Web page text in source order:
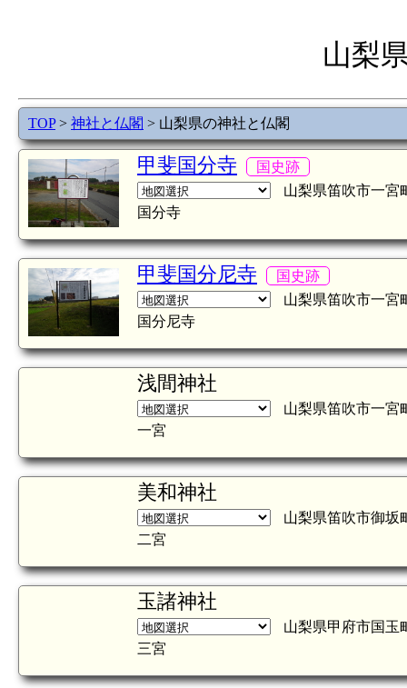
山梨
TOP> 神社と仏閣 > 山梨県の神社と仏閣
甲斐国分寺
国史跡
山梨県笛吹市一宮
国分寺
甲斐国分尼寺
国史跡
山梨県笛吹市一宮
国分尼寺
浅間神社
山梨県笛吹市一宮
一宮
美和神社
山梨県笛吹市御坂
二宮
玉諸神社
山梨県甲府市国玉
三宮